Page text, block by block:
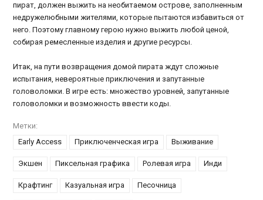
пират, должен выжить на необитаемом острове, заполненным
недружелюбными жителями, которые пытаются избавиться от
него. Поэтому главному герою нужно выжить любой ценой,
собирая ремесленные изделия и другие ресурсы.
Итак, на пути возвращения домой пирата ждут сложные
испытания, невероятные приключения и запутанные
головоломки. В игре есть: множество уровней, запутанные
головоломки и возможность ввести коды.
Метки:
Early Access
Приключенческая игра Выживание
Экшен Пиксельная графика Ролевая игра Инди
Крафтинг Казуальная игра Песочница